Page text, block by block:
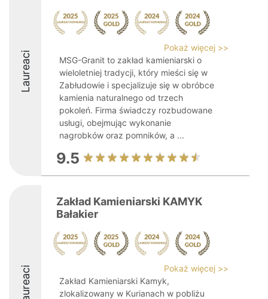
Laureaci
Pokaż więcej >>
MSG-Granit to zakład kamieniarski o
wieloletniej tradycji, który mieści się w
Zabłudowie i specjalizuje się w obróbce
kamienia naturalnego od trzech
pokoleń. Firma świadczy rozbudowane
usługi, obejmując wykonanie
nagrobków oraz pomników, a ...
9.5
Laureaci
Zakład Kamieniarski KAMYK
Bałakier
Pokaż więcej >>
Zakład Kamieniarski Kamyk,
zlokalizowany w Kurianach w pobliżu